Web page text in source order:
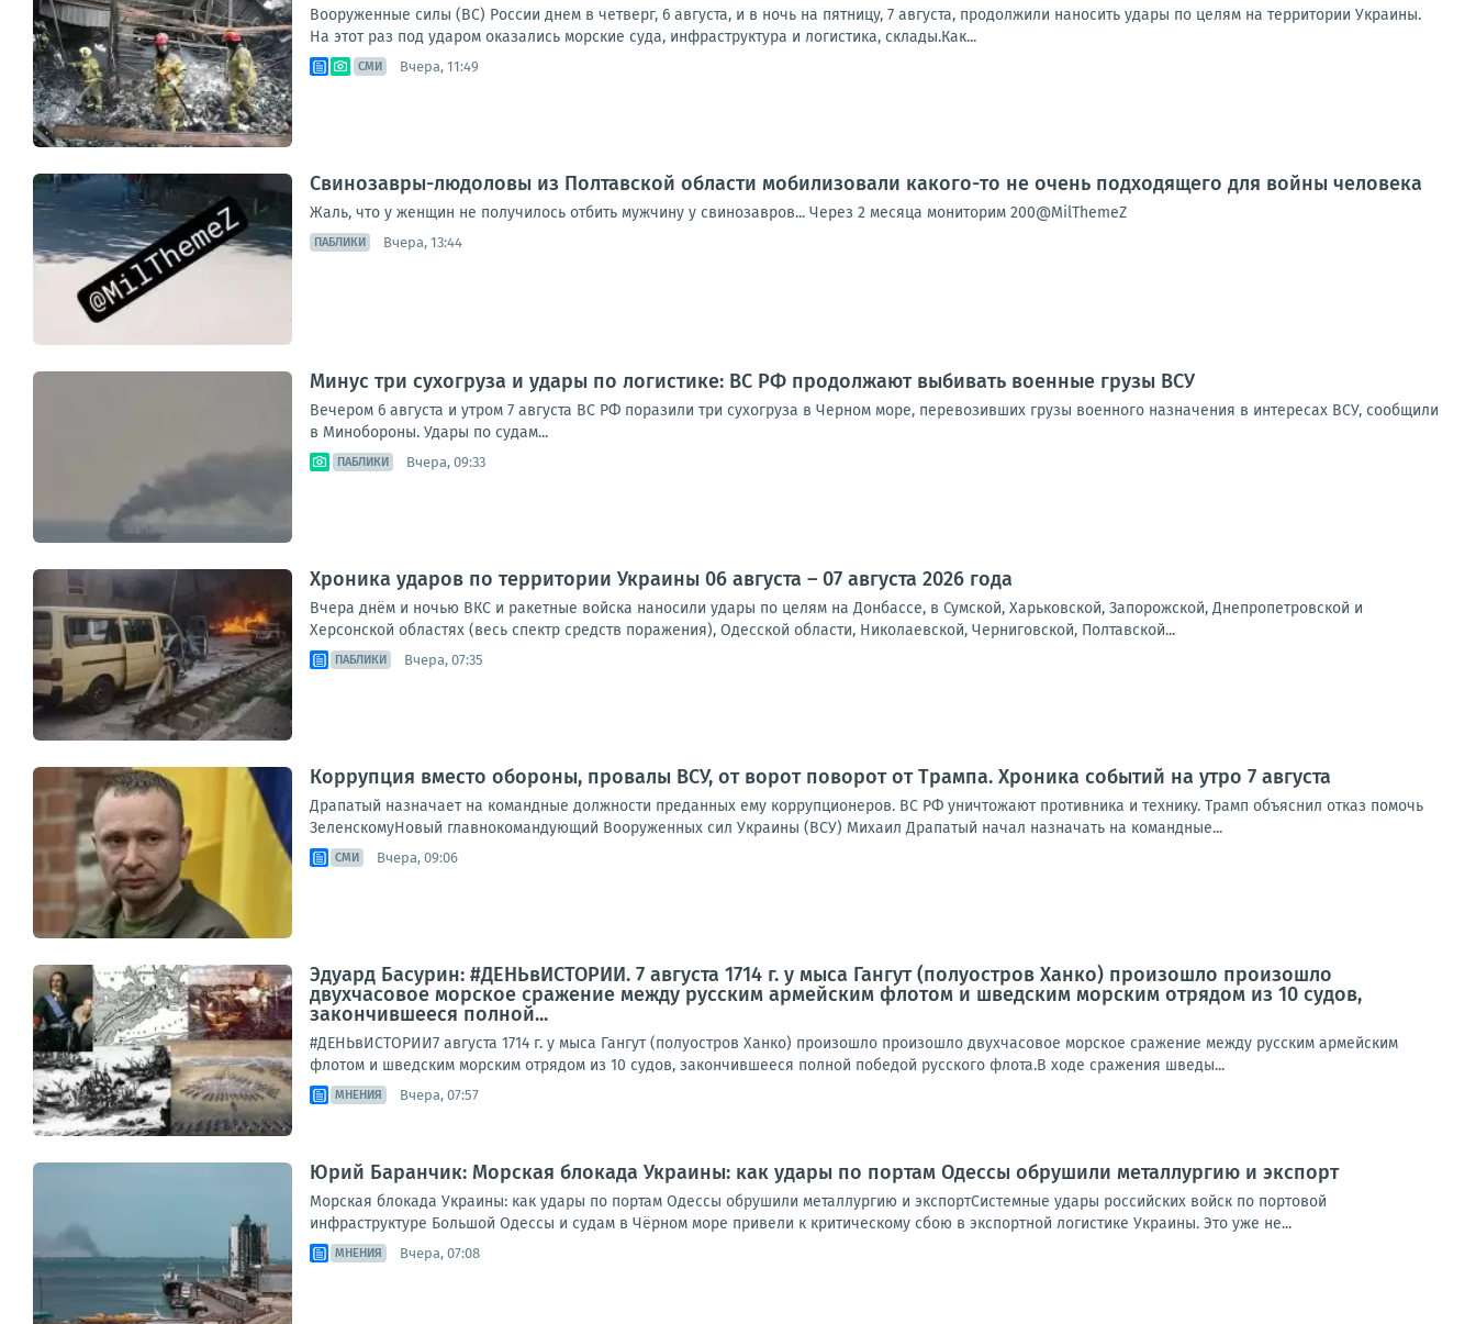
Вооруженные силы (ВС) России днем в четверг, 6 августа, и в ночь на пятницу, 7 августа, продолжили наносить удары по целям на территории Украины.
На этот раз под ударом оказались морские суда, инфраструктура и логистика, склады.Как...
СМИ Вчера, 11:49
Свинозавры-людоловы из Полтавской области мобилизовали какого-то не очень подходящего для войны человека
Жаль, что у женщин не получилось отбить мужчину у свинозавров... Через 2 месяца мониторим 200@MilThemeZ
ПАБЛИКИ Вчера, 13:44
Минус три сухогруза и удары по логистике: ВС РФ продолжают выбивать военные грузы ВСУ
Вечером 6 августа и утром 7 августа ВС РФ поразили три сухогруза в Черном море, перевозивших грузы военного назначения в интересах ВСУ, сообщили
в Минобороны. Удары по судам...
ПАБЛИКИ Вчера, 09:33
Хроника ударов по территории Украины 06 августа – 07 августа 2026 года
Вчера днём и ночью ВКС и ракетные войска наносили удары по целям на Донбассе, в Сумской, Харьковской, Запорожской, Днепропетровской и
Херсонской областях (весь спектр средств поражения), Одесской области, Николаевской, Черниговской, Полтавской...
ПАБЛИКИ Вчера, 07:35
Коррупция вместо обороны, провалы ВСУ, от ворот поворот от Трампа. Хроника событий на утро 7 августа
Драпатый назначает на командные должности преданных ему коррупционеров. ВС РФ уничтожают противника и технику. Трамп объяснил отказ помочь
ЗеленскомуНовый главнокомандующий Вооруженных сил Украины (ВСУ) Михаил Драпатый начал назначать на командные...
СМИ Вчера, 09:06
Эдуард Басурин: #ДЕНЬвИСТОРИИ. 7 августа 1714 г. у мыса Гангут (полуостров Ханко) произошло произошло
двухчасовое морское сражение между русским армейским флотом и шведским морским отрядом из 10 судов,
закончившееся полной...
#ДЕНЬвИСТОРИИ7 августа 1714 г. у мыса Гангут (полуостров Ханко) произошло произошло двухчасовое морское сражение между русским армейским
флотом и шведским морским отрядом из 10 судов, закончившееся полной победой русского флота.В ходе сражения шведы...
МНЕНИЯ Вчера, 07:57
Юрий Баранчик: Морская блокада Украины: как удары по портам Одессы обрушили металлургию и экспорт
Морская блокада Украины: как удары по портам Одессы обрушили металлургию и экспортСистемные удары российских войск по портовой
инфраструктуре Большой Одессы и судам в Чёрном море привели к критическому сбою в экспортной логистике Украины. Это уже не...
МНЕНИЯ Вчера, 07:08